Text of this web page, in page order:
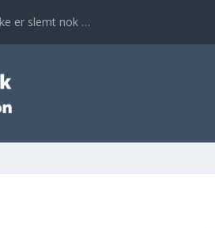
er slemt nok …